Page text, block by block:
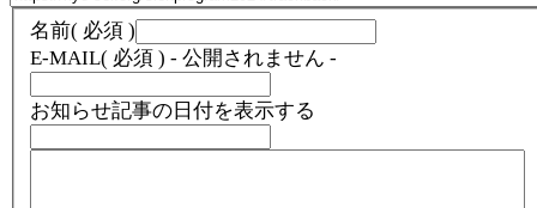
名前( 必須 )
E-MAIL( 必須 ) - 公開されません -
お知らせ記事の日付を表示する